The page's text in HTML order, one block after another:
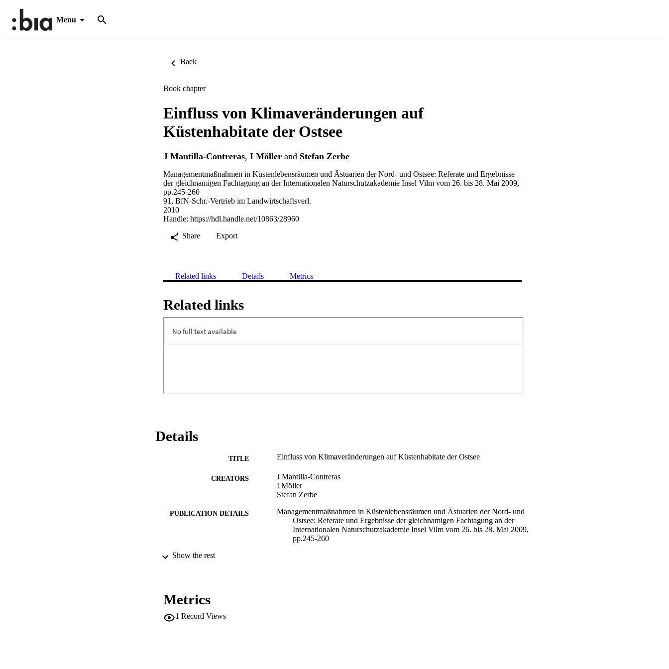
Menu
Back
Book chapter
Einfluss von Klimaveränderungen auf
Küstenhabitate der Ostsee
J Mantilla-Contreras, I Möller and Stefan Zerbe
Managementmaßnahmen in Küstenlebensräumen und Ästuarien der Nord- und Ostsee: Referate und Ergebnisse
der gleichnamigen Fachtagung an der Internationalen Naturschutzakademie Insel Vilm vom 26. bis 28. Mai 2009,
pp.245-260
91, BfN-Schr.-Vertrieb im Landwirtschaftsverl.
2010
Handle: https://hdl.handle.net/10863/28960
Share
Export
Related links Details Metrics
Related links
Details
TITLE Einfluss von Klimaveränderungen auf Küstenhabitate der Ostsee
CREATORS
J Mantilla-Contreras
I Möller
Stefan Zerbe
PUBLICATION DETAILS
Managementmaßnahmen in Küstenlebensräumen und Ästuarien der Nord- und
Ostsee: Referate und Ergebnisse der gleichnamigen Fachtagung an der
Internationalen Naturschutzakademie Insel Vilm vom 26. bis 28. Mai 2009,
pp.245-260
EDITOR(S)
SERIES / VOLUME
PUBLISHER
Show the rest
Metrics
1 Record Views